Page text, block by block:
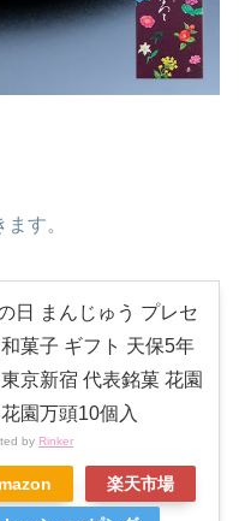
す。
日 まんじゅう プレセ
菓子 ギフト 天保5年
京新宿 代表銘菓 花園
園万頭10個入
by Rinker
楽天市場